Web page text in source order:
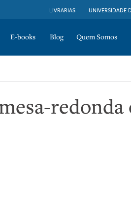
LIVRARIAS UNIVERSIDADE
E-books Blog Quem Somos